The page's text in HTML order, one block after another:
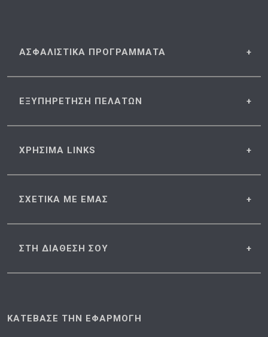
ΑΣΦΑΛΙΣΤΙΚΑ ΠΡΟΓΡΑΜΜΑΤΑ
ΕΞΥΠΗΡΕΤΗΣΗ ΠΕΛΑΤΩΝ
ΧΡΗΣΙΜΑ LINKS
ΣΧΕΤΙΚΑ ΜΕ ΕΜΑΣ
ΣΤΗ ΔΙΑΘΕΣΗ ΣΟΥ
ΚΑΤΕΒΑΣΕ ΤΗΝ ΕΦΑΡΜΟΓΗ